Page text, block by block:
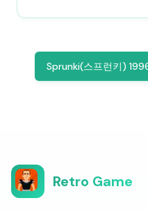
Sprunki(스프런키)
Retro Game